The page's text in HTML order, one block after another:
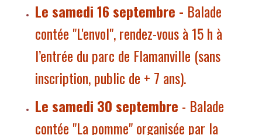
Le samedi 16 septembre - Balade
contée "L'envol", rendez-vous à 15 h à
l’entrée du parc de Flamanville (sans
inscription, public de + 7 ans).
Le samedi 30 septembre - Balade
contée "La pomme" organisée par la